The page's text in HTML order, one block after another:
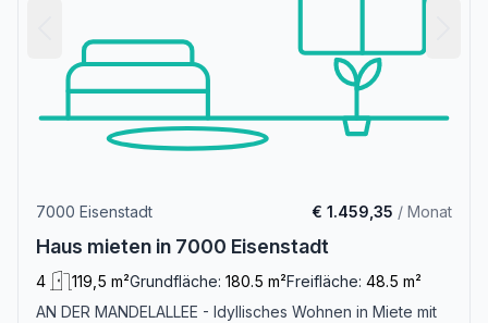
7000 Eisenstadt € 1.459,35 / Monat
Haus mieten in 7000 Eisenstadt
4 119,5 m²Grundfläche: 180.5 m²Freifläche: 48.5 m²
AN DER MANDELALLEE - Idyllisches Wohnen in Miete mit